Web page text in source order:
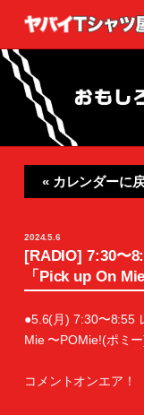
« カレンダーに
2024.5.6
[RADIO] 7:30〜
「Pick up On
●5.6(月) 7:30〜8:55
Mie 〜POMie!(ポミー
コメントオンエア！